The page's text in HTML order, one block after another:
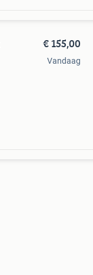
€ 155,00
Vandaag